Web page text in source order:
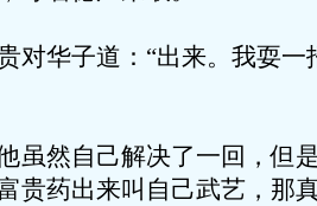
对华子道：“出来。我耍
虽然自己解决了一回，但
贵药出来叫自己武艺，那